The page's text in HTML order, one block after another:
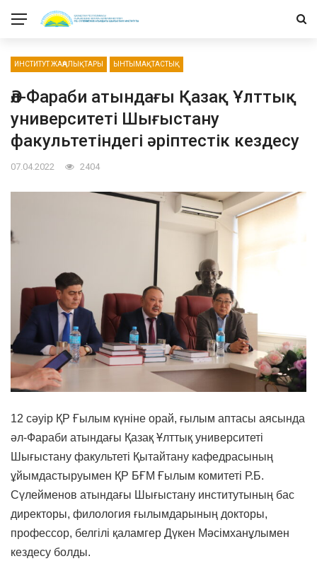
ИНСТИТУТ ЖАҢАЛЫҚТАРЫ ЫНТЫМАҚТАСТЫҚ
Әл-Фараби атындағы Қазақ Ұлттық
университеті Шығыстану
факультетіндегі әріптестік кездесу
07.04.2022 2404
12 сәуір ҚР Ғылым күніне орай, ғылым аптасы аясында
әл-Фараби атындағы Қазақ Ұлттық университеті
Шығыстану факультеті Қытайтану кафедрасының
ұйымдастыруымен ҚР БҒМ Ғылым комитеті Р.Б.
Сүлейменов атындағы Шығыстану институтының бас
директоры, филология ғылымдарының докторы,
профессор, белгілі қаламгер Дүкен Мәсімханұлымен
кездесу болды.